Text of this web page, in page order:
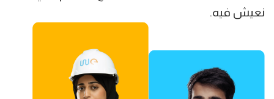
نعيش فيه.